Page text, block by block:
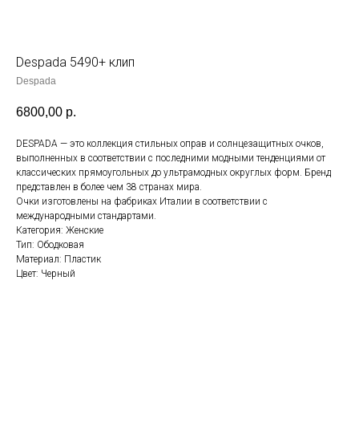
Despada 5490+ клип
Despada
6800,00 р.
DESPADA — это коллекция стильных оправ и солнцезащитных очков,
выполненных в соответствии с последними модными тенденциями от
классических прямоугольных до ультрамодных округлых форм. Бренд
представлен в более чем 38 странах мира.
Очки изготовлены на фабриках Италии в соответствии с
международными стандартами.
Категория: Женские
Тип: Ободковая
Материал: Пластик
Цвет: Черный